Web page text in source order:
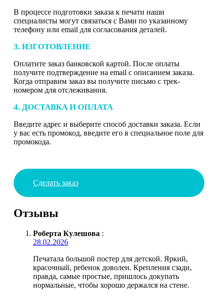
В процессе подготовки заказа к печати наши
специалисты могут связаться с Вами по указанному
телефону или email для согласования деталей.
3. ИЗГОТОВЛЕНИЕ
Оплатите заказ банковской картой. После оплаты
получите подтверждение на email с описанием заказа.
Когда отправим заказ вы получите письмо с трек-
номером для отслеживания.
4. ДОСТАВКА И ОПЛАТА
Введите адрес и выберите способ доставки заказа. Если
у вас есть промокод, введите его в специальное поле для
промокода.
Сделать заказ
Отзывы
Роберта Кулешова :
28.02.2026
Печатала большой постер для детской. Яркий,
красочный, ребенок доволен. Крепления сзади,
правда, самые простые, пришлось докупать
нормальные, чтобы хорошо держался на стене.